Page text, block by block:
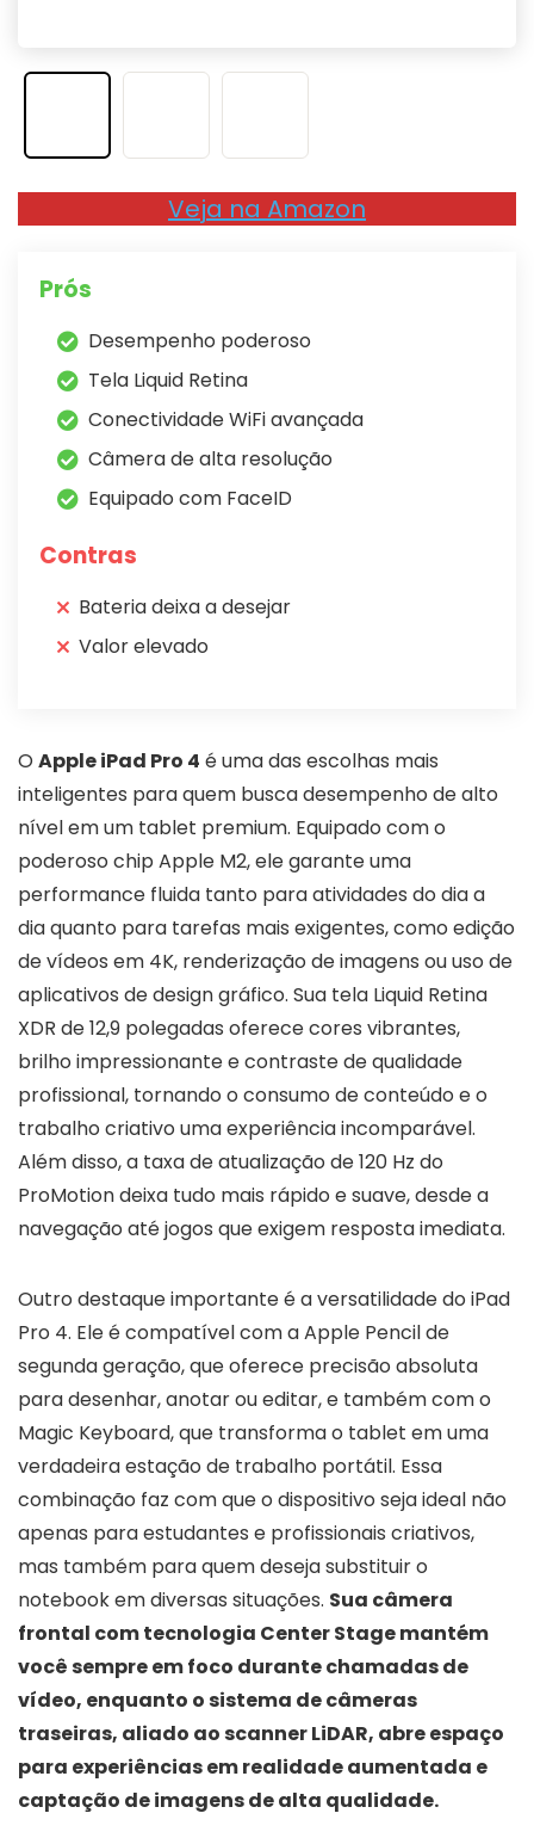
Veja na Amazon
Prós
Desempenho poderoso
Tela Liquid Retina
Conectividade WiFi avançada
Câmera de alta resolução
Equipado com FaceID
Contras
Bateria deixa a desejar
Valor elevado
O Apple iPad Pro 4 é uma das escolhas mais
inteligentes para quem busca desempenho de alto
nível em um tablet premium. Equipado com o
poderoso chip Apple M2, ele garante uma
performance fluida tanto para atividades do dia a
dia quanto para tarefas mais exigentes, como edição
de vídeos em 4K, renderização de imagens ou uso de
aplicativos de design gráfico. Sua tela Liquid Retina
XDR de 12,9 polegadas oferece cores vibrantes,
brilho impressionante e contraste de qualidade
profissional, tornando o consumo de conteúdo e o
trabalho criativo uma experiência incomparável.
Além disso, a taxa de atualização de 120 Hz do
ProMotion deixa tudo mais rápido e suave, desde a
navegação até jogos que exigem resposta imediata.
Outro destaque importante é a versatilidade do iPad
Pro 4. Ele é compatível com a Apple Pencil de
segunda geração, que oferece precisão absoluta
para desenhar, anotar ou editar, e também com o
Magic Keyboard, que transforma o tablet em uma
verdadeira estação de trabalho portátil. Essa
combinação faz com que o dispositivo seja ideal não
apenas para estudantes e profissionais criativos,
mas também para quem deseja substituir o
notebook em diversas situações. Sua câmera
frontal com tecnologia Center Stage mantém
você sempre em foco durante chamadas de
vídeo, enquanto o sistema de câmeras
traseiras, aliado ao scanner LiDAR, abre espaço
para experiências em realidade aumentada e
captação de imagens de alta qualidade.